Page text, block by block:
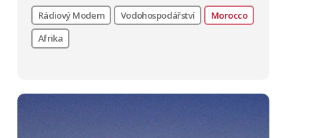
Rádiový Modem Vodohospodářství
Morocco
Afrika